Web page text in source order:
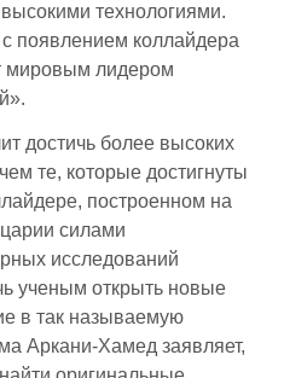
технологиями.
появлением коллайдера
мировым лидером
достичь более высоких
те, которые достигнуты
построенном на
силами
исследований
ученым открыть новые
в так называемую
Аркани-Хамед заявляет,